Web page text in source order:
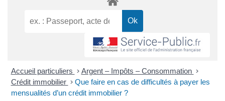
Accueil particuliers > Argent – Impôts – Consommation >
Crédit immobilier > Que faire en cas de difficultés à payer les
mensualités d’un crédit immobilier ?